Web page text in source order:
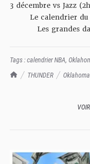
TrashTalk Actu NBA
THUNDER
3 décembre vs Jazz
Le calendrier
Les grandes
Tags :calendrier NBA,